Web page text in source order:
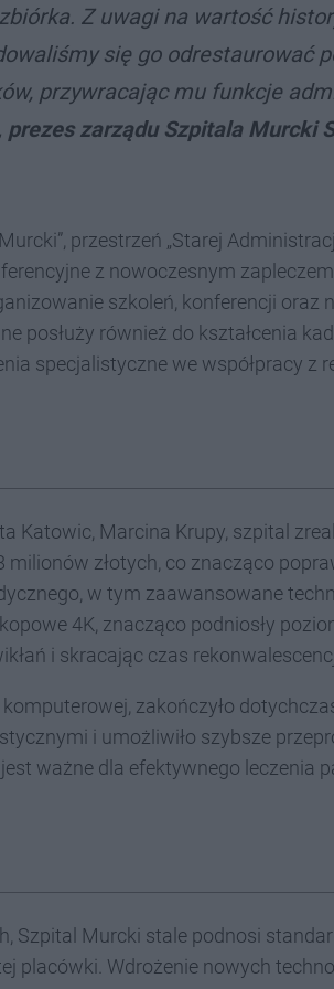
Z uwagi na wartość
się go odrestaurować
przywracając mu funkcje
zarządu Szpitala Murcki
przestrzeń „Starej
z nowoczesnym zapleczem
szkoleń, konferencji oraz
posłuży również do kształcenia
specjalistyczne we współpracy z
Katowic, Marcina Krupy, szpital
złotych, co znacząco
w tym zaawansowane
4K, znacząco podniosły
i skracając czas
zakończyło
i umożliwiło szybsze
ważne dla efektywnego leczenia
Szpital Murcki stale podnosi
placówki. Wdrożenie nowych